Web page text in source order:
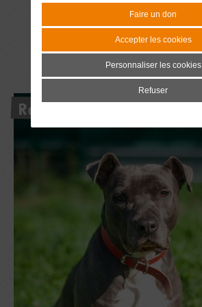
Réservé
Faire un don
Accepter les cookies
Personnaliser les cookies
Refuser